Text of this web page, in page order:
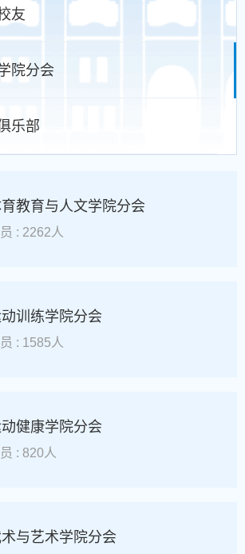
友
院分会
乐部
教育与人文学院分会
: 2262人
训练学院分会
: 1585人
健康学院分会
: 820人
与艺术学院分会